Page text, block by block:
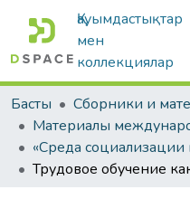
Қауымдастықтар
мен
коллекциялар
Басты